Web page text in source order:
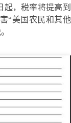
起，税率将提高到
“美国农民和其他